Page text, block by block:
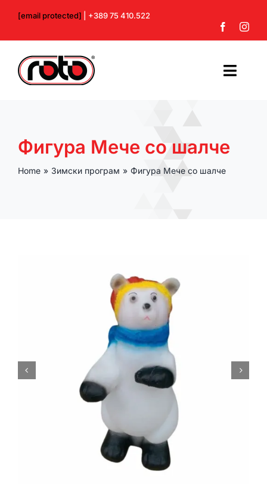
content
[email protected] | +389 75 410.522
За нас
Производи
Кошничка
Фигура Мече со шалче
Home Зимски програм Фигура Мече со шалче